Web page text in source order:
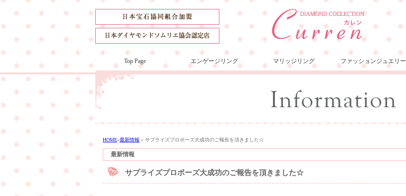
Top Page エンゲージリング マリッジリング ファッションジュエリー
HOME»最新情報 » サプライズプロポーズ大成功のご報告を頂きました☆
最新情報
サプライズプロポーズ大成功のご報告を頂きました☆